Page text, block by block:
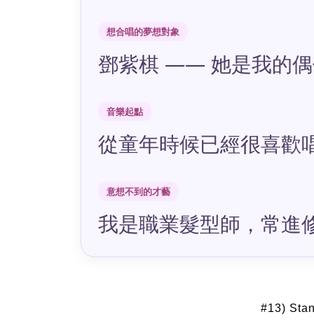
想合唱的夢想對象
鄧紫棋 —— 她是我的
音樂起點
從童年時候已經很喜歡
意想不到的才藝
我是職業髮型師，常進
#13)